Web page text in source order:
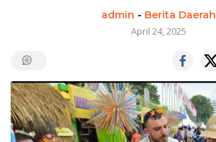
admin - Berita Daerah
April 24, 2025